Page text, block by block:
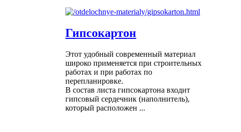
Гипсокартон
Этот удобный современный материал
широко применяется при строительных
работах и при работах по
перепланировке.
В состав листа гипсокартона входит
гипсовый сердечник (наполнитель),
который расположен ...